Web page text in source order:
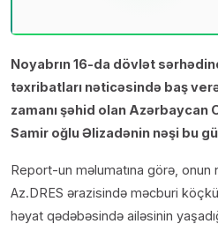
Noyabrın 16-da dövlət
təxribatları nəticəsində baş
zamanı şəhid olan Azərbaycan
Samir oğlu Əlizadənin nəşi bu
Report-un məlumatına görə,
Az.DRES ərazisində məcburi
həyat qədəbəsində ailəsinin